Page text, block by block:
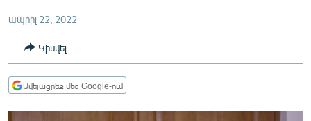
ՊԱՏԵՐԱԶՄԻ 6 ՇԱԲԱԹՆԵՐԸ
ՏԱՐԱԾԱՇՐՋԱՆ
ապրիլ 22, 2022
Կիսվել
Ավելացրեք մեզ Google-ում